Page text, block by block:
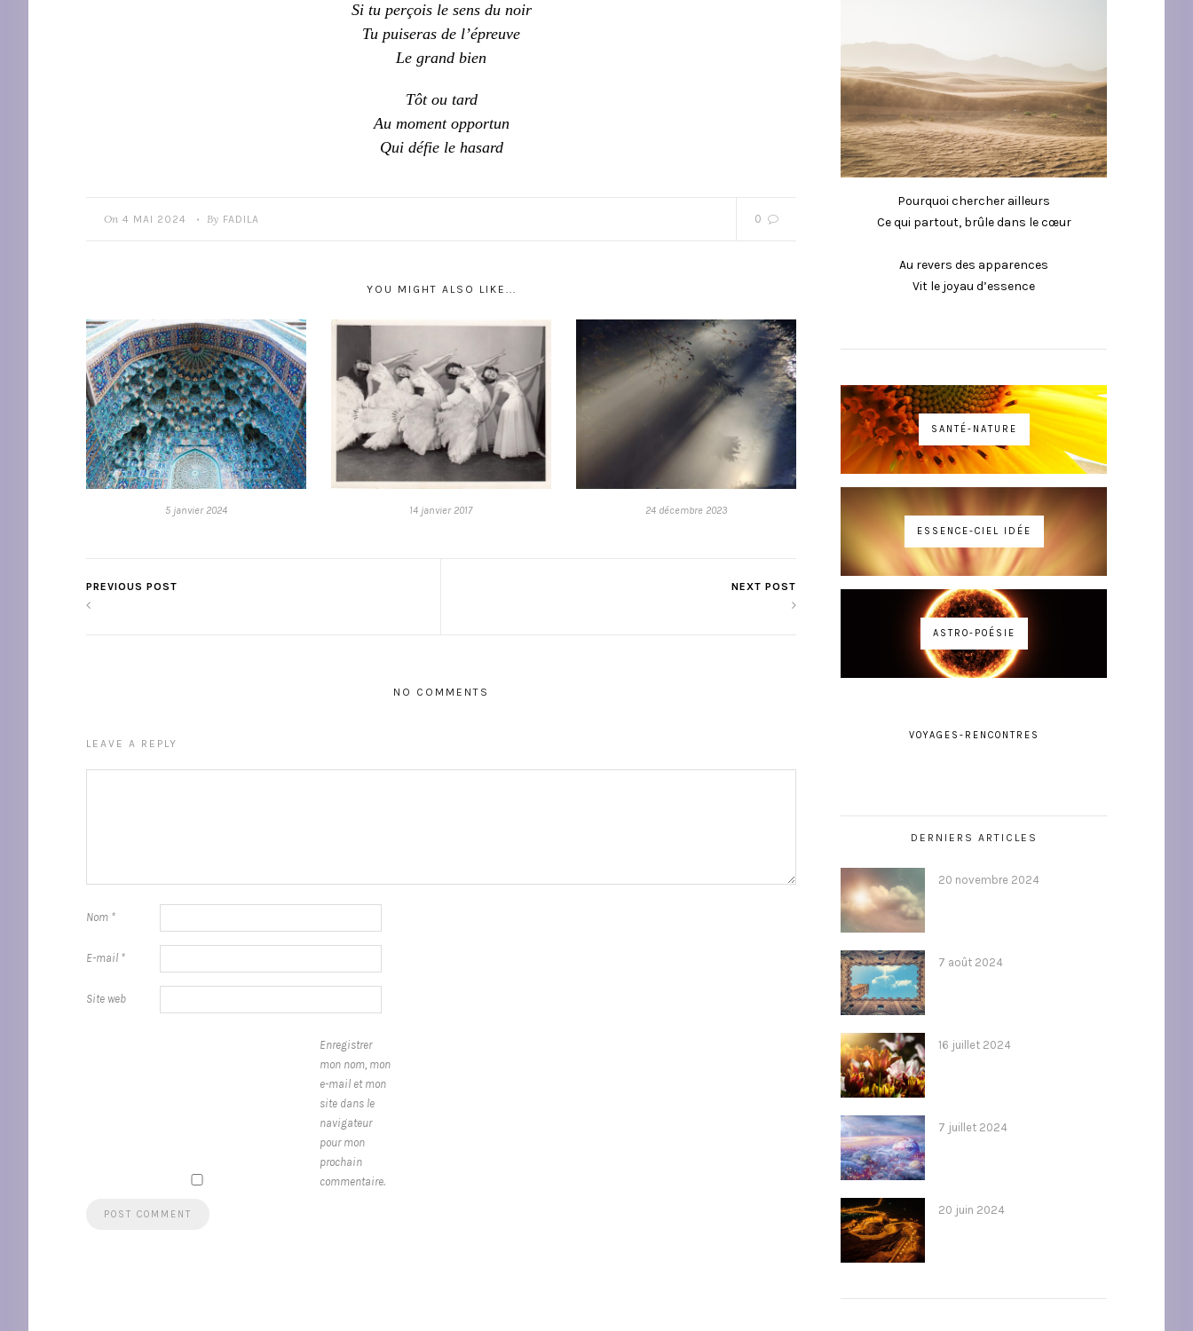
Si tu perçois le sens du noir
Tu puiseras de l’épreuve
Le grand bien
Tôt ou tard
Au moment opportun
Qui défie le hasard
On 4 MAI 2024 • By FADILA 0
YOU MIGHT ALSO LIKE...
5 janvier 2024 14 janvier 2017 24 décembre 2023
PREVIOUS POST NEXT POST
NO COMMENTS
LEAVE A REPLY
Nom *
E-mail *
Site web
Enregistrer
mon nom, mon
e-mail et mon
site dans le
navigateur
pour mon
prochain
commentaire.
Pourquoi chercher ailleurs
Ce qui partout, brûle dans le cœur
Au revers des apparences
Vit le joyau d’essence
SANTÉ-NATURE
ESSENCE-CIEL IDÉE
ASTRO-POÉSIE
VOYAGES-RENCONTRES
DERNIERS ARTICLES
20 novembre 2024
7 août 2024
16 juillet 2024
7 juillet 2024
20 juin 2024